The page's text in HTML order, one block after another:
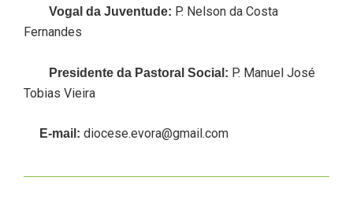
Vogal da Juventude: P. Nelson da Costa
Fernandes
Presidente da Pastoral Social: P. Manuel José
Tobias Vieira
E-mail: diocese.evora@gmail.com